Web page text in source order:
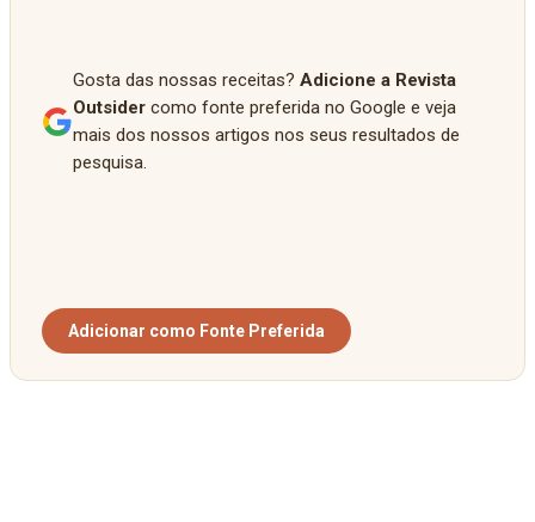
Gosta das nossas receitas? Adicione a Revista
Outsider como fonte preferida no Google e veja
mais dos nossos artigos nos seus resultados de
pesquisa.
Adicionar como Fonte Preferida